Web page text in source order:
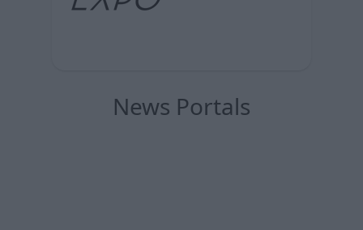
News Portals